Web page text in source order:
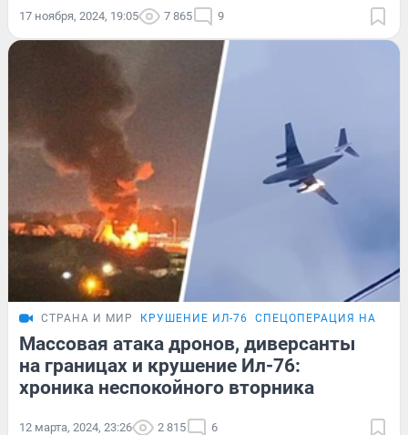
17 ноября, 2024, 19:05 7 865 9
СТРАНА И МИР КРУШЕНИЕ ИЛ-76 СПЕЦОПЕРАЦИЯ НА
Массовая атака дронов, диверсанты
на границах и крушение Ил-76:
хроника неспокойного вторника
12 марта, 2024, 23:26 2 815 6